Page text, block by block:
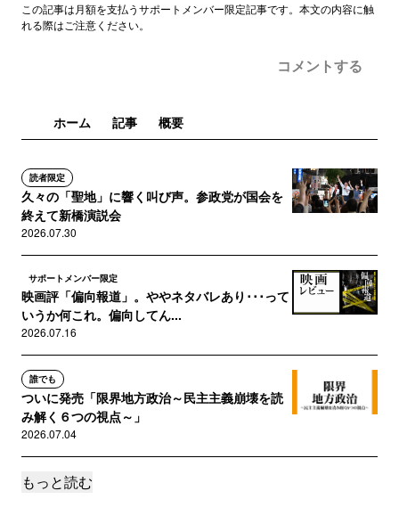
この記事は月額を支払うサポートメンバー限定記事です。本文の内容に触
れる際はご注意ください。
コメントする
ホーム 記事 概要
読者限定
久々の「聖地」に響く叫び声。参政党が国会を
終えて新橋演説会
2026.07.30
サポートメンバー限定
映画評「偏向報道」。ややネタバレあり･･･って
いうか何これ。偏向してん...
2026.07.16
誰でも
ついに発売「限界地方政治～民主主義崩壊を読
み解く６つの視点～」
2026.07.04
サポートメンバー限定
もっと読む